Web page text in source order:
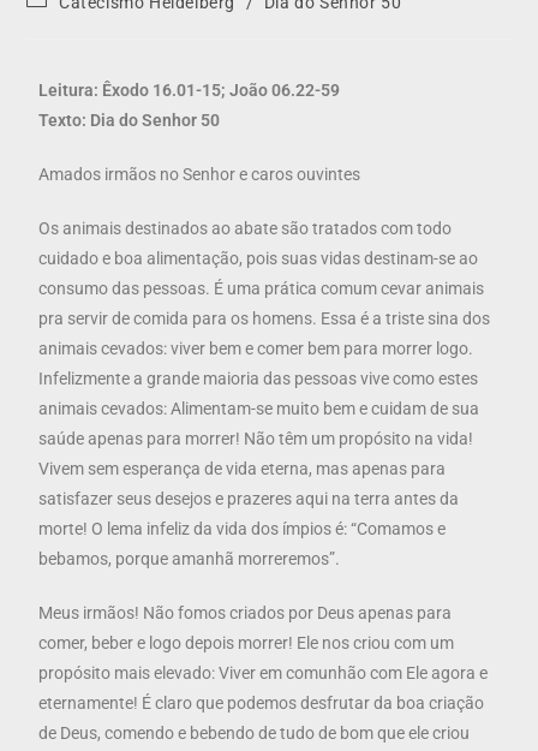
Leitura: Êxodo 16.01-15; João 06.22-59
Texto: Dia do Senhor 50
Amados irmãos no Senhor e caros ouvintes
Os animais destinados ao abate são tratados com todo
cuidado e boa alimentação, pois suas vidas destinam-se ao
consumo das pessoas. É uma prática comum cevar animais
pra servir de comida para os homens. Essa é a triste sina dos
animais cevados: viver bem e comer bem para morrer logo.
Infelizmente a grande maioria das pessoas vive como estes
animais cevados: Alimentam-se muito bem e cuidam de sua
saúde apenas para morrer! Não têm um propósito na vida!
Vivem sem esperança de vida eterna, mas apenas para
satisfazer seus desejos e prazeres aqui na terra antes da
morte! O lema infeliz da vida dos ímpios é: “Comamos e
bebamos, porque amanhã morreremos”.
Meus irmãos! Não fomos criados por Deus apenas para
comer, beber e logo depois morrer! Ele nos criou com um
propósito mais elevado: Viver em comunhão com Ele agora e
eternamente! É claro que podemos desfrutar da boa criação
de Deus, comendo e bebendo de tudo de bom que ele criou